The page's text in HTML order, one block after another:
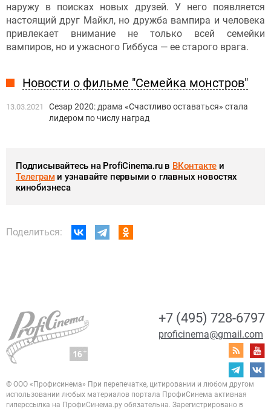
наружу в поисках новых друзей. У него появляется
настоящий друг Майкл, но дружба вампира и человека
привлекает внимание не только всей семейки
вампиров, но и ужасного Гиббуса — ее старого врага.
Новости о фильме "Семейка монстров"
13.03.2021
Сезар 2020: драма «Счастливо оставаться» стала
лидером по числу наград
Подписывайтесь на ProfiCinema.ru в ВКонтакте и
Телеграми узнавайте первыми о главных новостях
кинобизнеса
Поделиться:
+7 (495) 728-6797
proficinema@gmail.com
© ООО «Профисинема» При перепечатке, цитировании и любом другом
использовании любых материалов портала ПрофиСинема активная
гиперссылка на ПрофиСинема.ру обязательна. Зарегистрировано в